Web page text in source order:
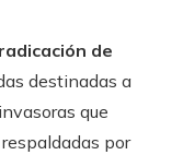
de
destinadas a
que
por